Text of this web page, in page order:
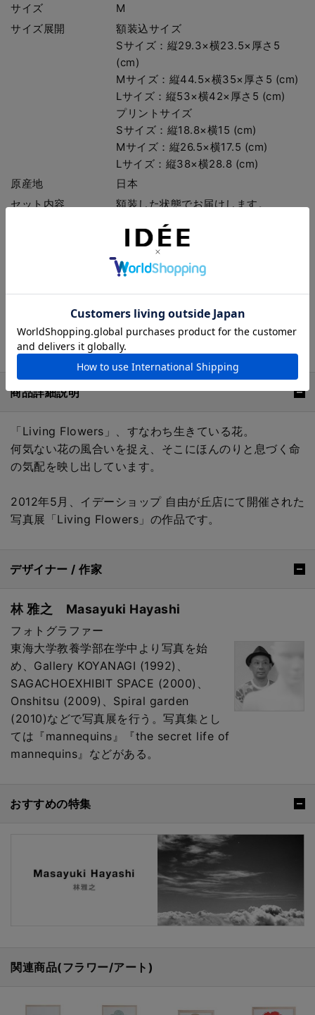
サイズ
M
サイズ展開
額装込サイズ
Sサイズ：縦29.3×横23.5×厚さ5
(cm)
Mサイズ：縦44.5×横35×厚さ5 (cm)
Lサイズ：縦53×横42×厚さ5 (cm)
プリントサイズ
Sサイズ：縦18.8×横15 (cm)
Mサイズ：縦26.5×横17.5 (cm)
Lサイズ：縦38×横28.8 (cm)
原産地
日本
セット内容
額装した状態でお届けします。
シートは紙製のため、雨の日や湿度の
高い場合には紙が伸びてよれてしまう
場合がございます。高温・多湿の場所
への設置や保管はできるだけ避けてく
ださい。
なお、一度よれてしまうと元に戻らな
い場合がございます。あらかじめご了
承ください。
商品詳細説明
「Living Flowers」、すなわち生きている花。
何気ない花の風合いを捉え、そこにほんのりと息づく命
の気配を映し出しています。
2012年5月、イデーショップ 自由が丘店にて開催された
写真展「Living Flowers」の作品です。
デザイナー / 作家
林 雅之 Masayuki Hayashi
フォトグラファー
東海大学教養学部在学中より写真を始
め、Gallery KOYANAGI (1992)、
SAGACHOEXHIBIT SPACE (2000)、
Onshitsu (2009)、Spiral garden
(2010)などで写真展を行う。写真集とし
ては『mannequins』『the secret life of
mannequins』などがある。
おすすめの特集
関連商品(フラワー/アート)